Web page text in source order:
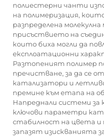
полиестерни чанти
на полимеризация,
разпределена
присъствието на
които биха могли да
експлоатационни
Разтопеният полимер
пречистване, за да се
катализатори и
премине към етапа на
Напреднали системи за
ключови параметри
стабилност на цвета и
запазят изискванията